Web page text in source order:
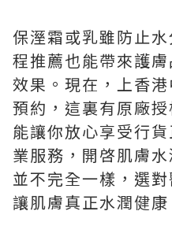
保溼霜或乳雖防止
程推薦也能帶來護
效果。現在，上香
預約，這裏有原廠
能讓你放心享受行
業服務，開啓肌膚
並不完全一樣，選
讓肌膚真正水潤健康